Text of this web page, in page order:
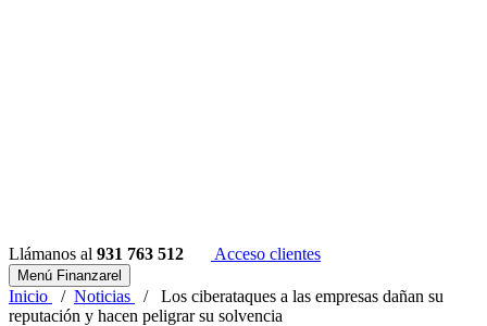
Llámanos al 931 763 512 Acceso clientes
Menú Finanzarel
Inicio / Noticias / Los ciberataques a las empresas dañan su
reputación y hacen peligrar su solvencia